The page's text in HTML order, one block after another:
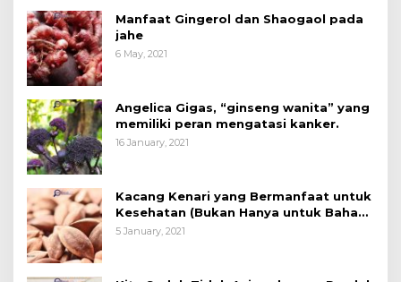
Manfaat Gingerol dan Shaogaol pada
jahe
6 May, 2021
Angelica Gigas, “ginseng wanita” yang
memiliki peran mengatasi kanker.
16 January, 2021
Kacang Kenari yang Bermanfaat untuk
Kesehatan (Bukan Hanya untuk Bahan
Kue)
5 January, 2021